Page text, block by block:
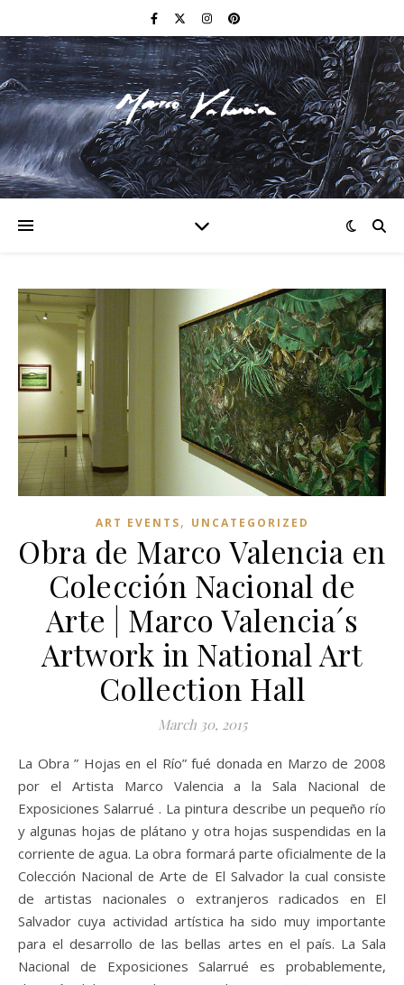
F I N E A R T
ART EVENTS, UNCATEGORIZED
Obra de Marco Valencia en
Colección Nacional de
Arte | Marco Valencia´s
Artwork in National Art
Collection Hall
March 30, 2015
La Obra ” Hojas en el Río” fué donada en Marzo de 2008
por el Artista Marco Valencia a la Sala Nacional de
Exposiciones Salarrué . La pintura describe un pequeño río
y algunas hojas de plátano y otra hojas suspendidas en la
corriente de agua. La obra formará parte oficialmente de la
Colección Nacional de Arte de El Salvador la cual consiste
de artistas nacionales o extranjeros radicados en El
Salvador cuya actividad artística ha sido muy importante
para el desarrollo de las bellas artes en el país. La Sala
Nacional de Exposiciones Salarrué es probablemente,